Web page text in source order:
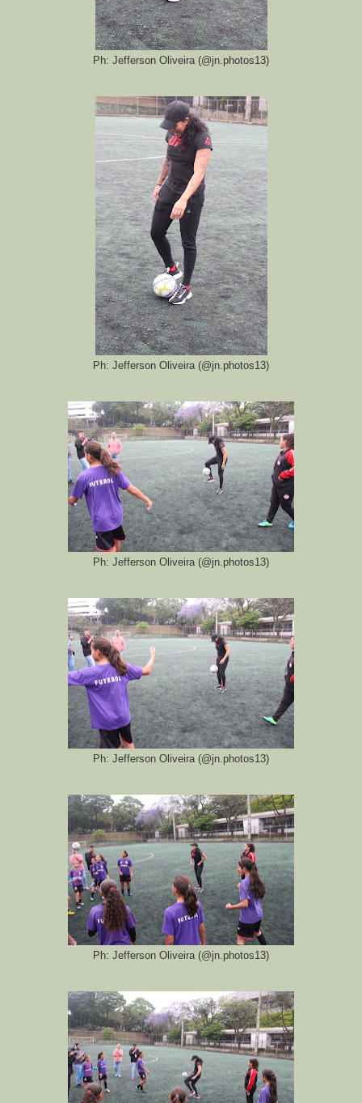
Ph: Jefferson Oliveira (@jn.photos13)
Ph: Jefferson Oliveira (@jn.photos13)
Ph: Jefferson Oliveira (@jn.photos13)
Ph: Jefferson Oliveira (@jn.photos13)
Ph: Jefferson Oliveira (@jn.photos13)